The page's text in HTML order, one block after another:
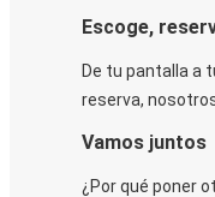
Escoge,
De tu pantalla a
reserva,
Vamos juntos
¿Por qué poner